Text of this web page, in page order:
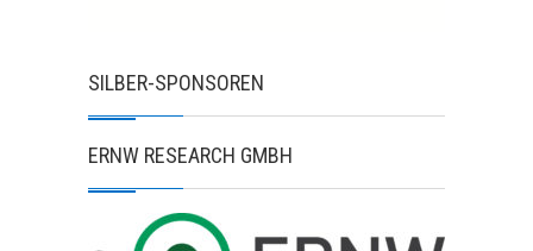
SILBER-SPONSOREN
ERNW RESEARCH GMBH